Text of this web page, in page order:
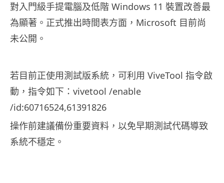
對入門級手提電腦及低階 Windows 11 裝置改善最
為顯著。正式推出時間表方面，Microsoft 目前尚
未公開。
若目前正使用測試版系統，可利用 ViveTool 指令啟
動，指令如下：vivetool /enable
/id:60716524,61391826
操作前建議備份重要資料，以免早期測試代碼導致
系統不穩定。